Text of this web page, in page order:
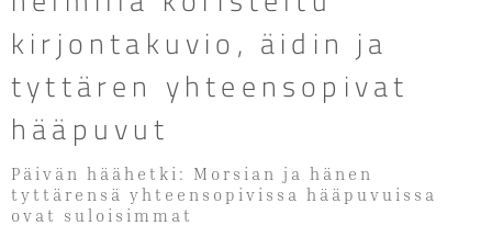
kirjontakuvio, äidin ja
tyttären yhteensopivat
hääpuvut
Päivän häähetki: Morsian ja hänen
tyttärensä yhteensopivissa hääpuvuissa
ovat suloisimmat